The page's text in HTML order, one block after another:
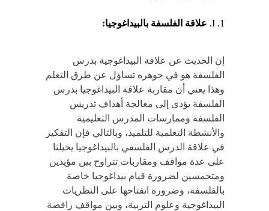
I. علاقة الفلسفة بالبيداغوجيا:
إن الحديث عن علاقة البيداغوجية بدرس
الفلسفة هو في جوهره تساؤل عن طرق التعلم
وهذا يعني أن مقاربة علاقة البيداغوجيا بدرس
الفلسفة يؤدي إلى معالجة أهداف تدريس
الفلسفة وممارسات المدرس التعليمية
والأنشطة التعلمية للتلميذ، وبالتالي فإن التفكير
في علاقة الدرس الفلسفي بالبيداغوجيا يحيلنا
على عدة مواقف ومقاربات تتراوح بين مؤيدين
ومتحمسين لضرورة قيام بيداغوجيا خاصة
بالفلسفة، وضرورة انفتاحها على النظريات
البيداغوجية وعلوم التربية، وبين مواقف رافضة